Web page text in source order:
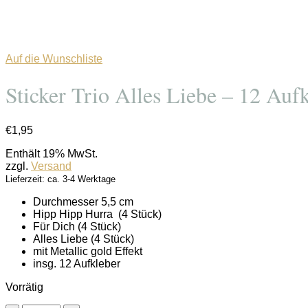
Auf die Wunschliste
Sticker Trio Alles Liebe – 12
€1,95
Enthält 19% MwSt.
zzgl. Versand
Lieferzeit: ca. 3-4 Werktage
Durchmesser 5,5 cm
Hipp Hipp Hurra (4 Stück)
Für Dich (4 Stück)
Alles Liebe (4 Stück)
mit Metallic gold Effekt
insg. 12 Aufkleber
Vorrätig